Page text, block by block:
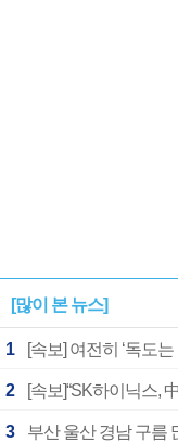
[많이 본 뉴스]
1
2 [속보]“SK하이닉스,
3